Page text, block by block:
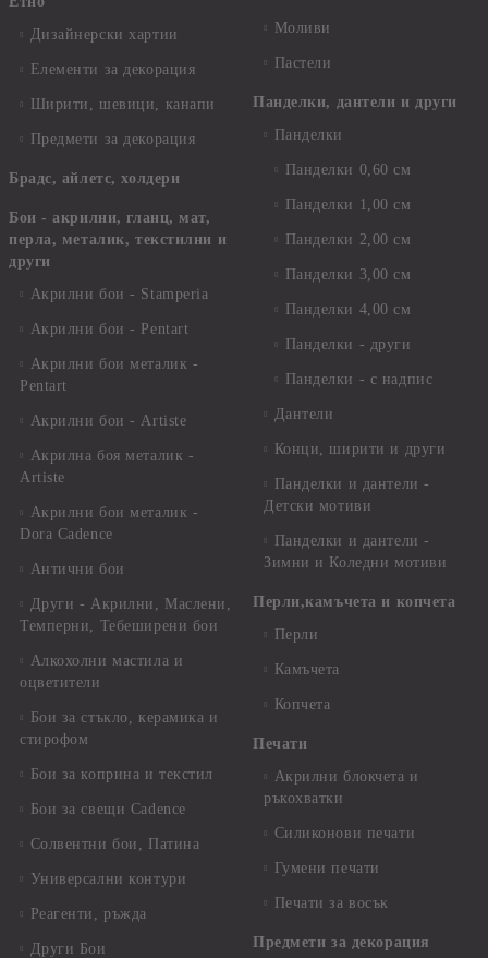
Дизайнерски хартии
Елементи за декорация
Ширити, шевици, канапи
Предмети за декорация
Брадс, айлетс, холдери
Бои - акрилни, гланц, мат,
перла, металик, текстилни и
други
Акрилни бои - Stamperia
Акрилни бои - Pentart
Акрилни бои металик -
Pentart
Акрилни бои - Artiste
Акрилна боя металик -
Artiste
Акрилни бои металик -
Dora Cadence
Антични бои
Други - Акрилни, Маслени,
Темперни, Тебеширени бои
Алкохолни мастила и
оцветители
Бои за стъкло, керамика и
стирофом
Бои за коприна и текстил
Бои за свещи Cadence
Солвентни бои, Патина
Универсални контури
Реагенти, ръжда
Други Бои
Моливи
Пастели
Панделки, дантели и други
Панделки
Панделки 0,60 см
Панделки 1,00 см
Панделки 2,00 см
Панделки 3,00 см
Панделки 4,00 см
Панделки - други
Панделки - с надпис
Дантели
Конци, ширити и други
Панделки и дантели -
Детски мотиви
Панделки и дантели -
Зимни и Коледни мотиви
Перли,камъчета и копчета
Перли
Камъчета
Копчета
Печати
Акрилни блокчета и
ръкохватки
Силиконови печати
Гумени печати
Печати за восък
Предмети за декорация